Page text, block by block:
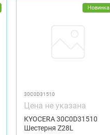
Новинка
30C0D31510
Цена не указана
KYOCERA 30C0D31510
Шестерня Z28L